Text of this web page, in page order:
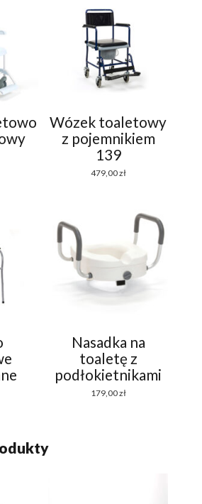
Wózek toaletowy
z pojemnikiem
139
479,00zł
Nasadka na
toaletę z
podłokietnikami
179,00zł